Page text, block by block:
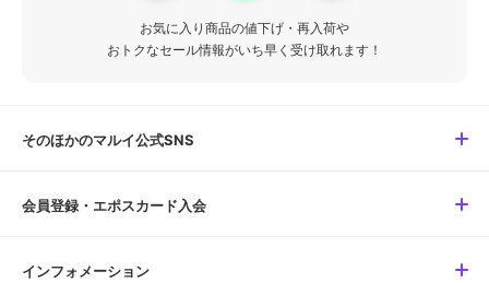
お気に入り商品の値下げ・再入荷や
おトクなセール情報がいち早く受け取れます！
そのほかのマルイ公式SNS
会員登録・エポスカード入会
インフォメーション